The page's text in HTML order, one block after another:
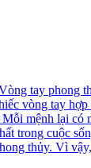
tay phong
vòng tay
mệnh lại có
trong cuộc
thủy. Vì